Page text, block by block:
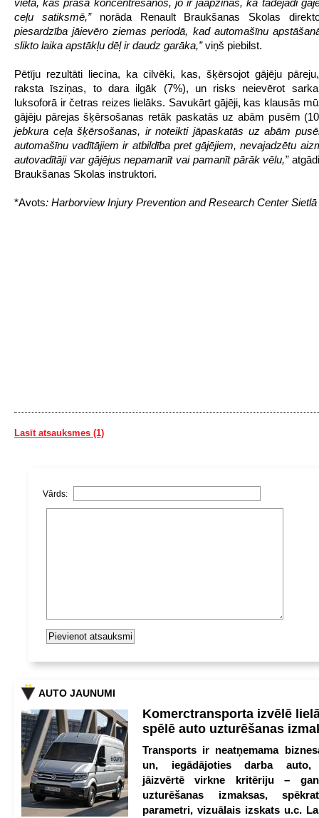
vieta, kas prasa koncentrēšanos, jo ir jāapzinās, ka tādējādi
ceļu satiksmē,” norāda Renault Braukšanas Skolas
piesardzība jāievēro ziemas periodā, kad automašīnu
slikto laika apstākļu dēļ ir daudz garāka,”viņš piebilst.
Pētīju rezultāti liecina, ka cilvēki, kas, šķērsojot gājēju
raksta īsziņas, to dara ilgāk (7%), un risks neievērot
luksoforā ir četras reizes lielāks. Savukārt gājēji, kas klausās
gājēju pārejas šķērsošanas retāk paskatās uz abām pusēm
jebkura ceļa šķērsošanas, ir noteikti jāpaskatās uz abām
automašīnu vadītājiem ir atbildība pret gājējiem, nevajadzētu
autovadītāji var gājējus nepamanīt vai pamanīt pārāk vēlu,”
Braukšanas Skolas instruktori.
*Avots: Harborview Injury Prevention and Research Center Sietlā
Lasīt atsauksmes (1)
Vārds:
AUTO JAUNUMI
Komerctransporta izvēlē
spēlē auto uzturēšanas
Transports ir neatņemama
un, iegādājoties darba auto,
jāizvērtē virkne kritēriju –
uzturēšanas izmaksas,
parametri, vizuālais izskats u.c.